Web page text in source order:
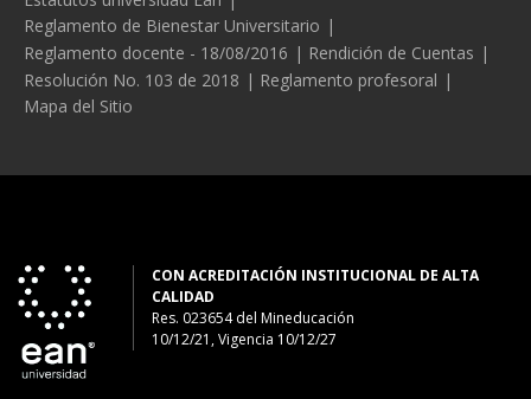
Reglamento de Bienestar Universitario
Reglamento docente - 18/08/2016
Rendición de Cuentas
Resolución No. 103 de 2018
Reglamento profesoral
Mapa del Sitio
CON ACREDITACIÓN INSTITUCIONAL DE ALTA
CALIDAD
Res. 023654del Mineducación
10/12/21, Vigencia 10/12/27